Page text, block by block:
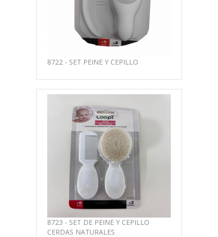
8722 - SET PEINE Y CEPILLO
8723 - SET DE PEINE Y CEPILLO
CERDAS NATURALES